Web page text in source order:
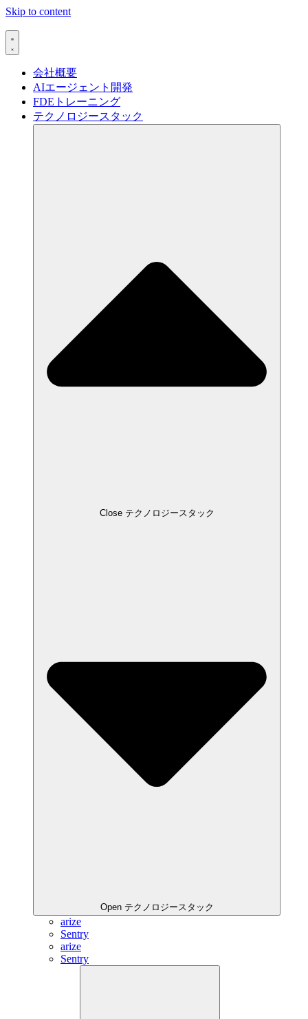
Skip to content
会社概要
AIエージェント開発
FDEトレーニング
テクノロジースタック
Close テクノロジースタック
Open テクノロジースタック
arize
Sentry
arize
Sentry